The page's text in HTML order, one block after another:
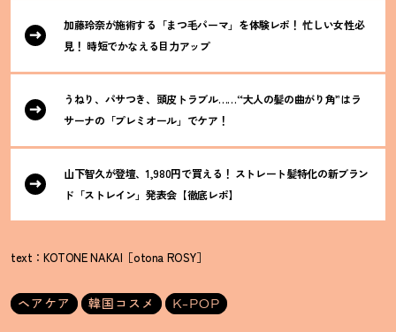
加藤玲奈が施術する「まつ毛パーマ」を体験レポ ！ 忙しい女性必
見！ 時短でかなえる目力アップ
うねり、パサつき、頭皮トラブル……“大人の髪の曲がり角”はラ
サーナの「プレミオール」でケア ！
山下智久が登壇、1,980円で買える ！ ストレート髪特化の新ブラン
ド「ストレイン」発表会【徹底レポ】
text：KOTONE NAKAI［otona ROSY］
ヘアケア 韓国コスメ K-POP